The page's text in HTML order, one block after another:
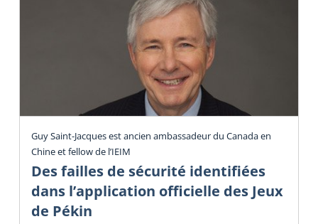
Guy Saint-Jacques est ancien ambassadeur du Canada en
Chine et fellow de l’IEIM
Des failles de sécurité identifiées
dans l’application officielle des Jeux
de Pékin